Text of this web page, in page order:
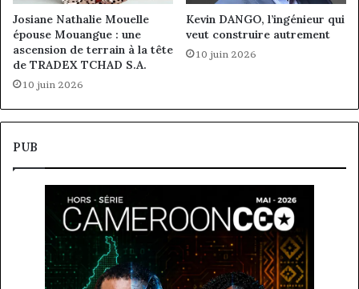
Josiane Nathalie Mouelle
épouse Mouangue : une
ascension de terrain à la tête
de TRADEX TCHAD S.A.
10 juin 2026
Kevin DANGO, l’ingénieur qui
veut construire autrement
10 juin 2026
PUB